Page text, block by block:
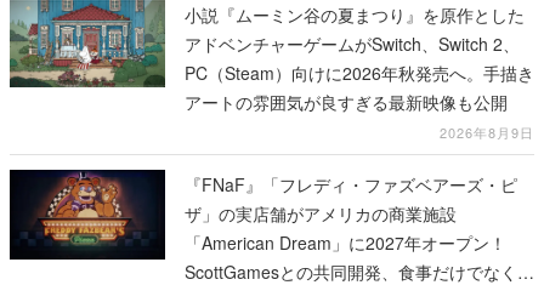
小説『ムーミン谷の夏まつり』を原作とした
アドベンチャーゲームがSwitch、Switch 2、
PC（Steam）向けに2026年秋発売へ。手描き
アートの雰囲気が良すぎる最新映像も公開
2026年8月9日
『FNaF』「フレディ・ファズベアーズ・ピ
ザ」の実店舗がアメリカの商業施設
「American Dream」に2027年オープン！
ScottGamesとの共同開発、食事だけでなくス